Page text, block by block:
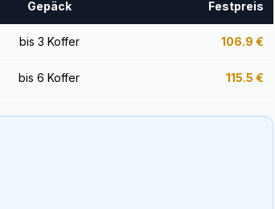
Gepäck Festpreis
bis 3 Koffer 106.9 €
bis 6 Koffer 115.5 €